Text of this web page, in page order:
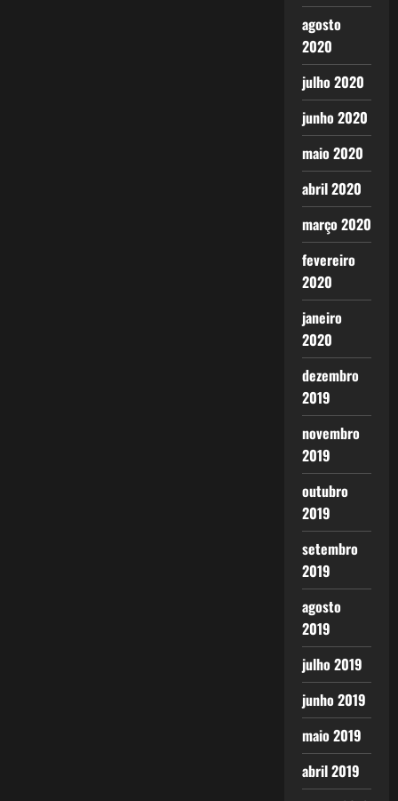
agosto
2020
julho 2020
junho 2020
maio 2020
abril 2020
março 2020
fevereiro
2020
janeiro
2020
dezembro
2019
novembro
2019
outubro
2019
setembro
2019
agosto
2019
julho 2019
junho 2019
maio 2019
abril 2019